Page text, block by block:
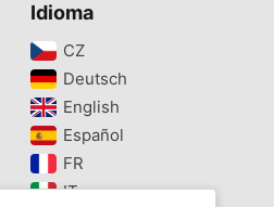
Idioma
CZ‎
Deutsch‎
English‎
Español‎
FR‎
IT‎